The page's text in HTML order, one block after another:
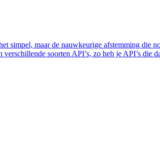
simpel, maar de nauwkeurige afstemming die
soorten API’s, zo heb je API’s die